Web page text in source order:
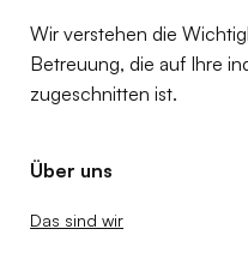
Wir verstehen die
Betreuung, die auf Ihre
zugeschnitten ist.
Über uns
Das sind wir